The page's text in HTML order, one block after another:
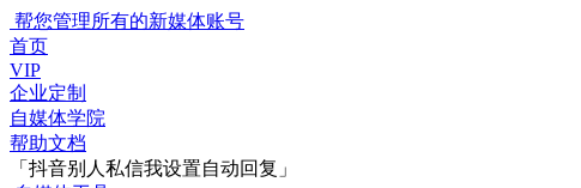
帮您管理所有的新媒体账号
首页
VIP
企业定制
自媒体学院
帮助文档
「抖音别人私信我设置自动回复」